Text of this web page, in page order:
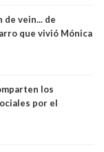
vein... de
que vivió Mónica
los
por el
Ver Video